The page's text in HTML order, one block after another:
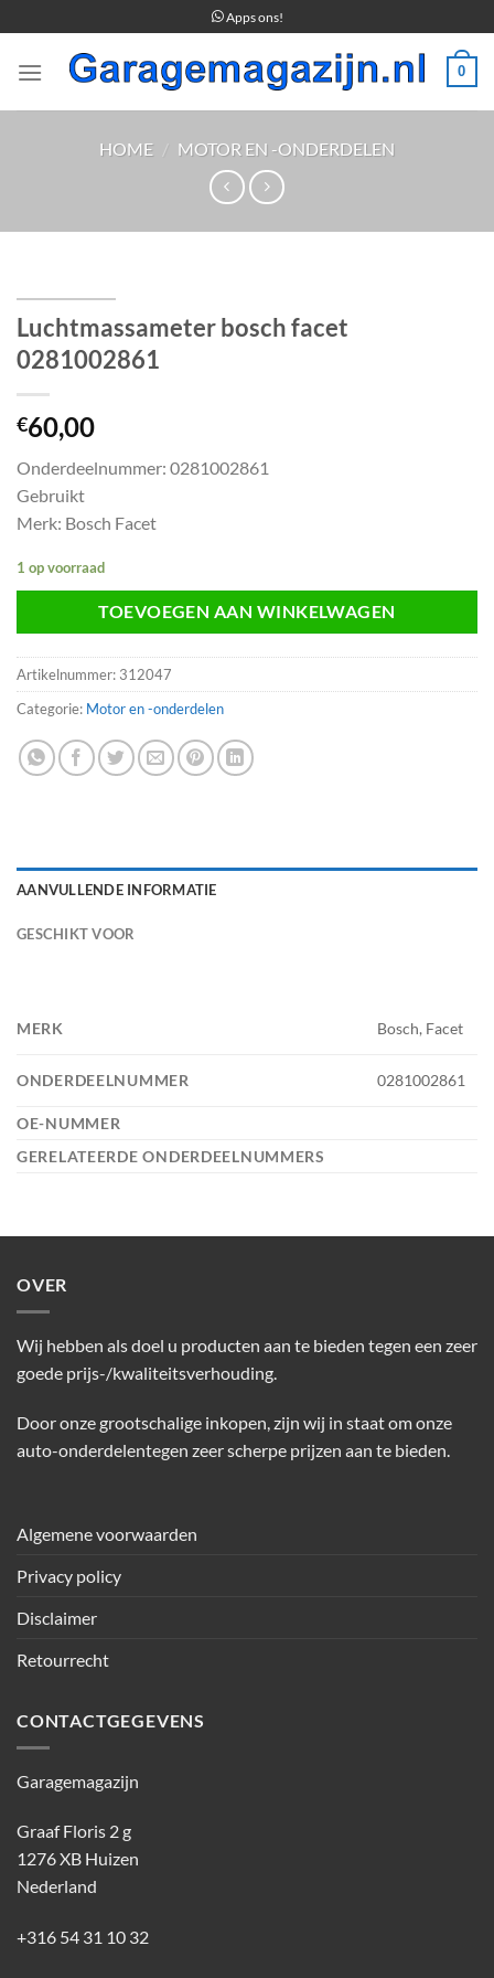
naar
inhoud
Apps ons!
0
HOME / MOTOR EN -ONDERDELEN
Luchtmassameter bosch facet
0281002861
€60,00
Onderdeelnummer: 0281002861
Gebruikt
Merk: Bosch Facet
1 op voorraad
TOEVOEGEN AAN WINKELWAGEN
Artikelnummer: 312047
Categorie: Motor en -onderdelen
AANVULLENDE INFORMATIE
GESCHIKT VOOR
MERK Bosch, Facet
ONDERDEELNUMMER 0281002861
OE-NUMMER
GERELATEERDE ONDERDEELNUMMERS
OVER
Wij hebben als doel u producten aan te bieden tegen een zeer
goede prijs-/kwaliteitsverhouding.
Door onze grootschalige inkopen, zijn wij in staat om onze
auto-onderdelentegen zeer scherpe prijzen aan te bieden.
Algemene voorwaarden
Privacy policy
Disclaimer
Retourrecht
CONTACTGEGEVENS
Garagemagazijn
Graaf Floris 2 g
1276 XB Huizen
Nederland
+316 54 31 10 32